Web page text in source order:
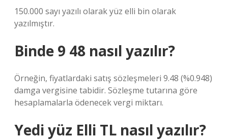
150.000 sayı yazılı olarak yüz elli bin olarak
yazılmıştır.
Binde 9 48 nasıl yazılır?
Örneğin, fiyatlardaki satış sözleşmeleri 9.48 (%0.948)
damga vergisine tabidir. Sözleşme tutarına göre
hesaplamalarla ödenecek vergi miktarı.
Yedi yüz Elli TL nasıl yazılır?